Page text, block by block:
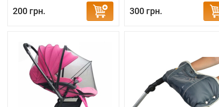
200 грн. 300 грн.